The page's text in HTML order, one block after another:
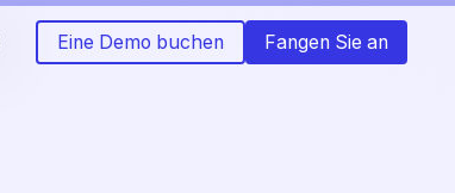
Eine Demo buchen Fangen Sie an